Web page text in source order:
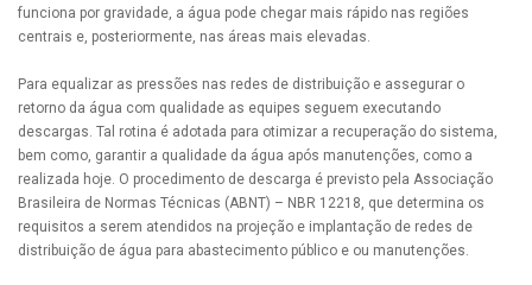
funciona por gravidade, a água pode chegar mais rápido nas regiões
centrais e, posteriormente, nas áreas mais elevadas.
Para equalizar as pressões nas redes de distribuição e assegurar o
retorno da água com qualidade as equipes seguem executando
descargas. Tal rotina é adotada para otimizar a recuperação do sistema,
bem como, garantir a qualidade da água após manutenções, como a
realizada hoje. O procedimento de descarga é previsto pela Associação
Brasileira de Normas Técnicas (ABNT) – NBR 12218, que determina os
requisitos a serem atendidos na projeção e implantação de redes de
distribuição de água para abastecimento público e ou manutenções.